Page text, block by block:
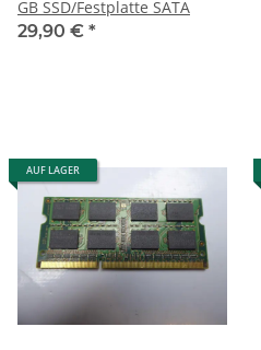
GB SSD/Festplatte SATA
29,90 € *
AUF LAGER